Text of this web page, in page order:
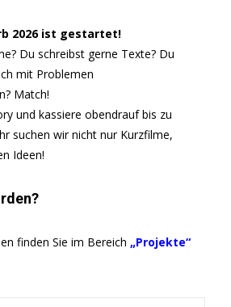
2026 ist gestartet!
Du schreibst gerne Texte? Du
mit Problemen
Match!
und kassiere obendrauf bis zu
suchen wir nicht nur Kurzfilme,
Ideen!
finden Sie im Bereich „Projekte“